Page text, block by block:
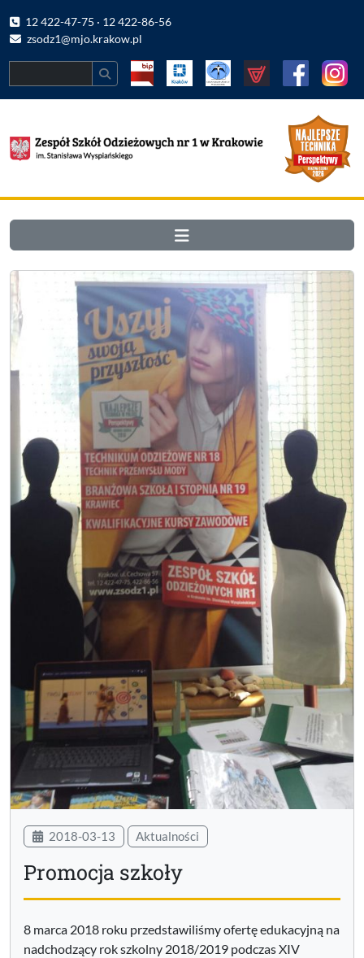
12 422-47-75 · 12 422-86-56
zsodz1@mjo.krakow.pl
2018-03-13 Aktualności
Promocja szkoły
8 marca 2018 roku przedstawiliśmy ofertę edukacyjną na
nadchodzący rok szkolny 2018/2019 podczas XIV